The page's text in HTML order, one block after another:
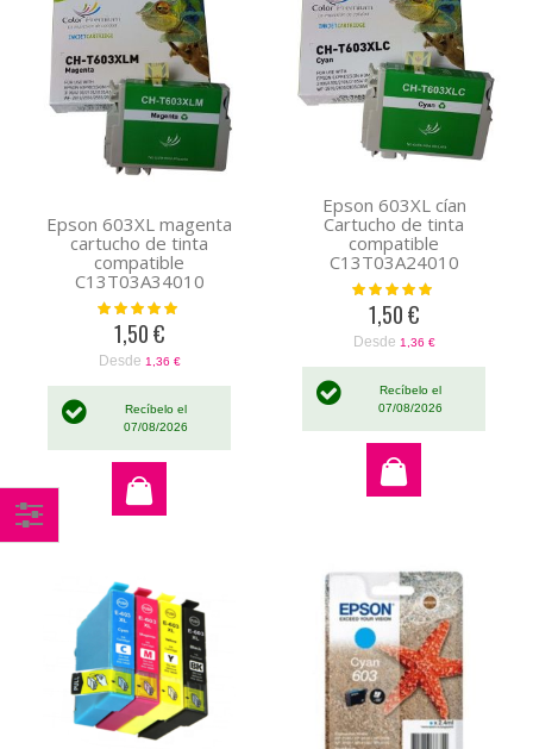
Epson 603XL magenta
cartucho de tinta
compatible
C13T03A34010
Valoración:
1,50 €
Desde 1,36 €
Recíbelo el
07/08/2026
Epson 603XL cían
Cartucho de tinta
compatible
C13T03A24010
Valoración:
1,50 €
Desde 1,36 €
Recíbelo el
07/08/2026
Comprar